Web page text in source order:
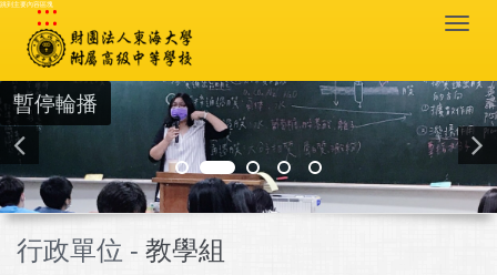
跳到主要內容區塊
:::
暫停輪播
行政單位 - 教學組